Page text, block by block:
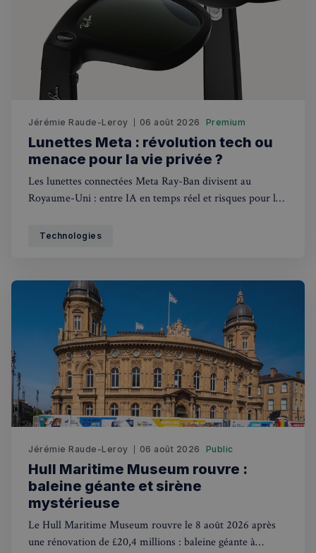
Recherche
RECHERCHES POPULAIRES
Annuaire des professionnels
Visites guidées
Événements à venir
Jérémie Raude-Leroy 06 août 2026 Premium
Lunettes Meta : révolution tech ou
menace pour la vie privée ?
Les lunettes connectées Meta Ray-Ban divisent au
Royaume-Uni : entre IA en temps réel et risques pour la
Technologies
Jérémie Raude-Leroy 06 août 2026 Public
Hull Maritime Museum rouvre :
baleine géante et sirène
mystérieuse
Le Hull Maritime Museum rouvre le 8 août 2026 après
une rénovation de £20,4 millions : baleine géante à